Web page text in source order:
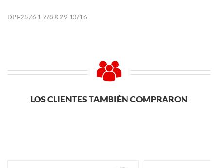
DPI-2576 1 7/8 X 29 13/16
LOS CLIENTES TAMBIÉN COMPRARON